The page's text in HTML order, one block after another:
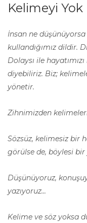
Kelimeyi
İnsan ne
kullandığımız dildir.
Dolaysı ile
diyebiliriz. Biz;
yönetir.
Zihnimizden
Sözsüz, kelimesiz bir
görülse de, böylesi bir
Düşünüyoruz,
yazıyoruz...
Kelime ve söz yoksa